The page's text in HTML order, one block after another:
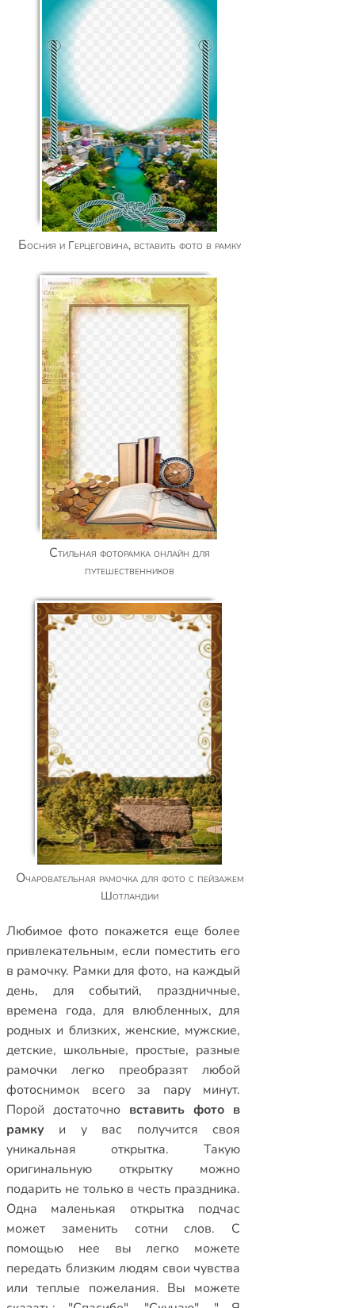
Босния и Герцеговина, вставить фото в рамку
Стильная фоторамка онлайн для
путешественников
Очаровательная рамочка для фото с пейзажем
Шотландии
Любимое фото покажется еще более
привлекательным, если поместить его
в рамочку. Рамки для фото, на каждый
день, для событий, праздничные,
времена года,для влюбленных,для
родных и близких, женские, мужские,
детские, школьные, простые, разные
рамочки легко преобразят любой
фотоснимок всего за пару минут.
Порой достаточно вставить фото в
рамку и у вас получится своя
уникальная открытка. Такую
оригинальную открытку можно
подарить не только в честь праздника.
Одна маленькая открытка подчас
может заменить сотни слов. С
помощью нее вы легко можете
передать близким людям свои чувства
или теплые пожелания. Вы можете